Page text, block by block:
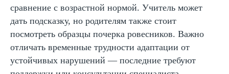
сравнение с возрастной нормой. Учитель может
дать подсказку, но родителям также стоит
посмотреть образцы почерка ровесников. Важно
отличать временные трудности адаптации от
устойчивых нарушений — последние требуют